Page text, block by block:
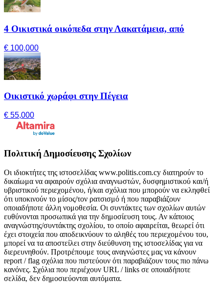
4 Οικιστικά οικόπεδα στην Λακατάμεια, από
€ 100,000
Οικιστικό χωράφι στην Πέγεια
€ 55,000
Πολιτική Δημοσίευσης Σχολίων
Οι ιδιοκτήτες της ιστοσελίδας www.politis.com.cy διατηρούν το
δικαίωμα να αφαιρούν σχόλια αναγνωστών, δυσφημιστικού και/ή
υβριστικού περιεχομένου, ή/και σχόλια που μπορούν να εκληφθεί
ότι υποκινούν το μίσος/τον ρατσισμό ή που παραβιάζουν
οποιαδήποτε άλλη νομοθεσία. Οι συντάκτες των σχολίων αυτών
ευθύνονται προσωπικά για την δημοσίευση τους. Αν κάποιος
αναγνώστης/συντάκτης σχολίου, το οποίο αφαιρείται, θεωρεί ότι
έχει στοιχεία που αποδεικνύουν το αληθές του περιεχομένου του,
μπορεί να τα αποστείλει στην διεύθυνση της ιστοσελίδας για να
διερευνηθούν. Προτρέπουμε τους αναγνώστες μας να κάνουν
report / flag σχόλια που πιστεύουν ότι παραβιάζουν τους πιο πάνω
κανόνες. Σχόλια που περιέχουν URL / links σε οποιαδήποτε
σελίδα, δεν δημοσιεύονται αυτόματα.